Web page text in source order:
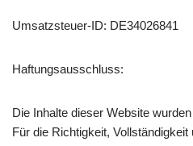
Umsatzsteuer-ID: DE34026841
Haftungsausschluss:
Die Inhalte dieser Website
Für die Richtigkeit,